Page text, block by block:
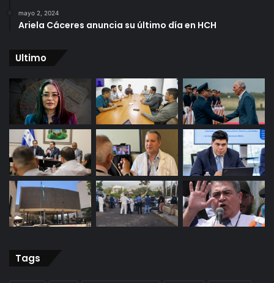
mayo 2, 2024
Ariela Cáceres anuncia su último día en HCH
Ultimo
Tags